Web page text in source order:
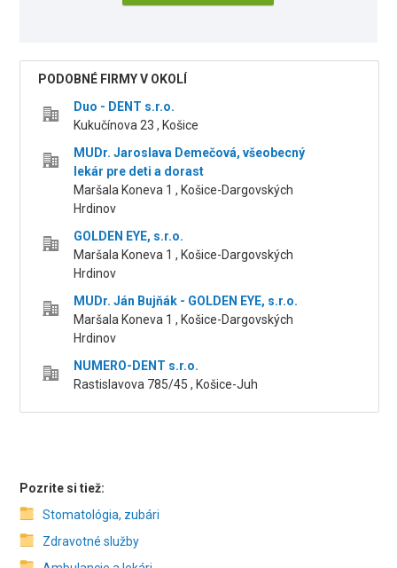
PODOBNÉ FIRMY V OKOLÍ
Duo - DENT s.r.o.
Kukučínova 23 , Košice
MUDr. Jaroslava Demečová, všeobecný
lekár pre deti a dorast
Maršala Koneva 1 , Košice-Dargovských
Hrdinov
GOLDEN EYE, s.r.o.
Maršala Koneva 1 , Košice-Dargovských
Hrdinov
MUDr. Ján Bujňák - GOLDEN EYE, s.r.o.
Maršala Koneva 1 , Košice-Dargovských
Hrdinov
NUMERO-DENT s.r.o.
Rastislavova 785/45 , Košice-Juh
Pozrite si tiež:
Stomatológia, zubári
Zdravotné služby